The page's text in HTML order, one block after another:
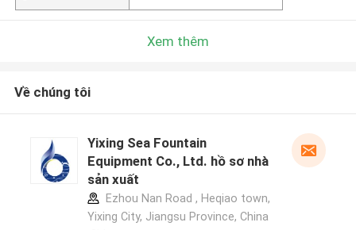
Xem thêm
Về chúng tôi
Yixing Sea Fountain
Equipment Co., Ltd. hồ sơ nhà
sản xuất
Ezhou Nan Road , Heqiao town,
Yixing City, Jiangsu Province, China